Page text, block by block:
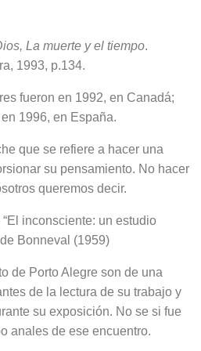
La muerte y el tiempo.
1993, p.134.
fueron en 1992, en Canadá;
1996, en España.
que se refiere a hacer una
su pensamiento. No hacer
queremos decir.
inconsciente: un estudio
Bonneval (1959)
de Porto Alegre son de una
de la lectura de su trabajo y
su exposición. No se si fue
anales de ese encuentro.